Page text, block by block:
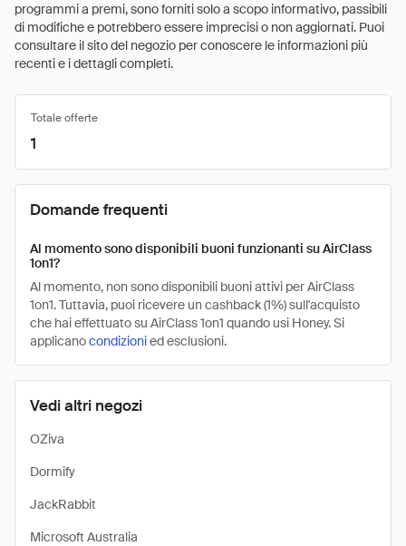
programmi a premi, sono forniti solo a scopo informativo, passibili
di modifiche e potrebbero essere imprecisi o non aggiornati. Puoi
consultare il sito del negozio per conoscere le informazioni più
recenti e i dettagli completi.
Vedi altri negozi
OZiva
Dormify
JackRabbit
Microsoft Australia
Totale offerte
1
Domande frequenti
Al momento sono disponibili buoni funzionanti su AirClass
1on1?
Al momento, non sono disponibili buoni attivi per AirClass
1on1. Tuttavia, puoi ricevere un cashback (1%) sull'acquisto
che hai effettuato su AirClass 1on1 quando usi Honey. Si
applicanocondizionied esclusioni.